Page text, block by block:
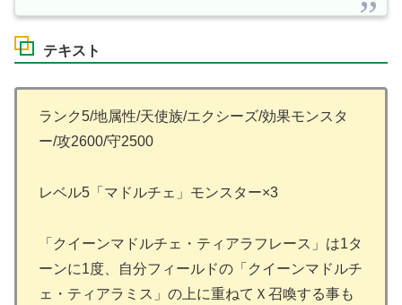
テキスト
ランク5/地属性/天使族/エクシーズ/効果モンスタ
ー/攻2600/守2500
レベル5「マドルチェ」モンスター×3
「クイーンマドルチェ・ティアラフレース」は1タ
ーンに1度、自分フィールドの「クイーンマドルチ
ェ・ティアラミス」の上に重ねてＸ召喚する事も